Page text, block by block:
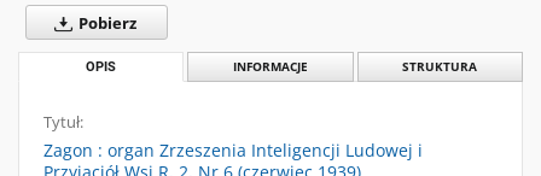
Pobierz
OPIS INFORMACJE STRUKTURA
Tytuł:
Zagon : organ Zrzeszenia Inteligencji Ludowej i